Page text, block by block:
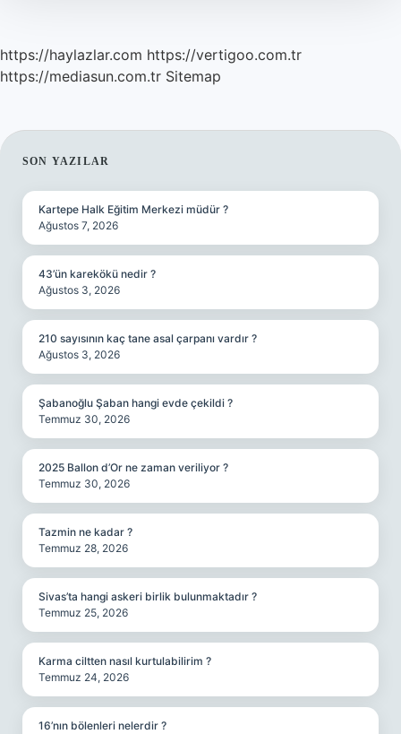
https://haylazlar.com https://vertigoo.com.tr
https://mediasun.com.tr Sitemap
SIDEBAR
SON YAZILAR
Kartepe Halk Eğitim Merkezi müdür ?
Ağustos 7, 2026
43’ün karekökü nedir ?
Ağustos 3, 2026
210 sayısının kaç tane asal çarpanı vardır ?
Ağustos 3, 2026
Şabanoğlu Şaban hangi evde çekildi ?
Temmuz 30, 2026
2025 Ballon d’Or ne zaman veriliyor ?
Temmuz 30, 2026
Tazmin ne kadar ?
Temmuz 28, 2026
Sivas’ta hangi askeri birlik bulunmaktadır ?
Temmuz 25, 2026
Karma ciltten nasıl kurtulabilirim ?
Temmuz 24, 2026
16’nın bölenleri nelerdir ?